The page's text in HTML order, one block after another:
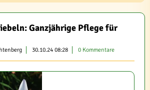
Ganzjährige Pflege für
30.10.24 08:28 0 Kommentare